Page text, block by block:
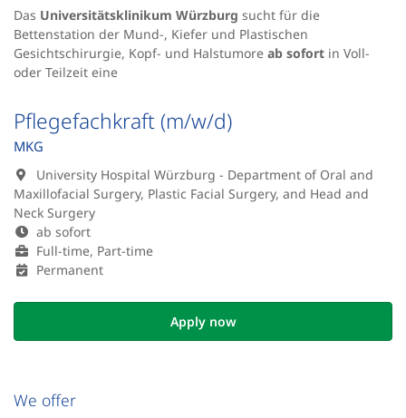
Pflegefachkraft (m/w/d)
MKG
University Hospital Würzburg - Department of Oral and
Maxillofacial Surgery, Plastic Facial Surgery, and Head and
Neck Surgery
ab sofort
Full-time, Part-time
Permanent
Apply now
Das Universitätsklinikum Würzburg sucht für die
Bettenstation der Mund-, Kiefer und Plastischen
Gesichtschirurgie, Kopf- und Halstumore ab sofort in Voll-
oder Teilzeit eine
We offer